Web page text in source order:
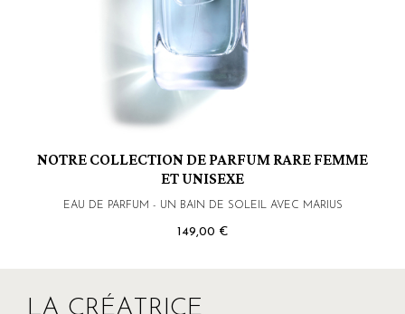
NOTRE COLLECTION DE PARFUM RARE FEMME
ET UNISEXE
EAU DE PARFUM - UN BAIN DE SOLEIL AVEC MARIUS
149,00 €
LA CRÉATRICE